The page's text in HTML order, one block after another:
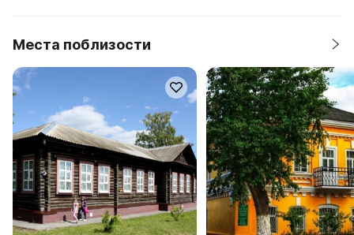
Места поблизости